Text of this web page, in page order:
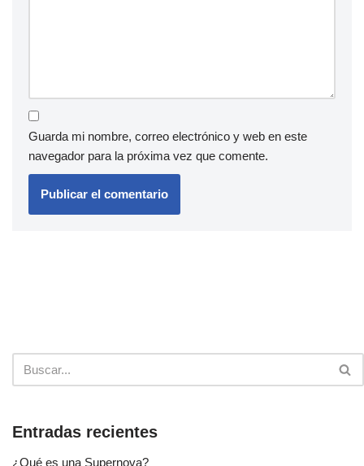
Guarda mi nombre, correo electrónico y web en este
navegador para la próxima vez que comente.
Entradas recientes
¿Qué es una Supernova?